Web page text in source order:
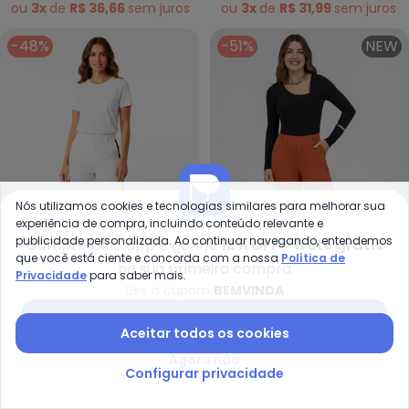
ou 3x de R$ 36,66 sem juros ou 3x de R$ 31,99 sem juros
-48%
Calça (Branca) em
Alfaiataria
R$ 117,99R$ 229,99
R$ 39,33semjuros
-51% NEW
Calça Reta em Tecido
Texturizado (Laranja)
HABANA
R$ 99,90R$ 204,90
ou3xdeR$ 33,30
Compre pelo app e ganhe12% OFF + frete grátis
na sua primeira compra
Nós utilizamos cookies e tecnologias similares para melhorar sua
experiência de compra, incluindo conteúdo relevante e
publicidade personalizada. Ao continuar navegando, entendemos
que você está ciente e concorda com a nossa Política de
Privacidadepara saber mais.
Aceitar todos os cookies
Configurar privacidade